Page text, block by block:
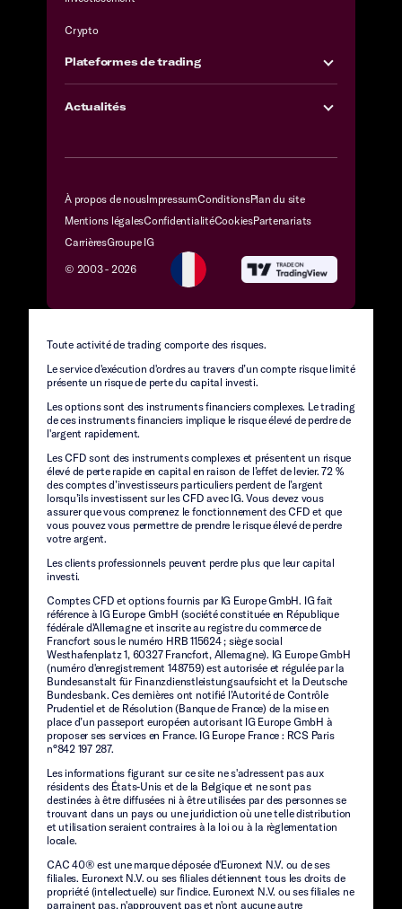
Crypto
Plateformes de trading
Actualités
À propos de nousImpressumConditionsPlan du site
Mentions légalesConfidentialitéCookiesPartenariats
CarrièresGroupe IG
© 2003 - 2026
Toute activité de trading comporte des risques.
Le service d'exécution d'ordres au travers d’un compte risque limité
présente un risque de perte du capital investi.
Les options sont des instruments financiers complexes. Le trading
de ces instruments financiers implique le risque élevé de perdre de
l'argent rapidement.
Les CFD sont des instruments complexes et présentent un risque
élevé de perte rapide en capital en raison de l’effet de levier. 72 %
des comptes d’investisseurs particuliers perdent de l’argent
lorsqu’ils investissent sur les CFD avec IG. Vous devez vous
assurer que vous comprenez le fonctionnement des CFD et que
vous pouvez vous permettre de prendre le risque élevé de perdre
votre argent.
Les clients professionnels peuvent perdre plus que leur capital
investi.
Comptes CFD et options fournis par IG Europe GmbH. IG fait
référence à IG Europe GmbH (société constituée en République
fédérale d'Allemagne et inscrite au registre du commerce de
Francfort sous le numéro HRB 115624 ; siège social
Westhafenplatz 1, 60327 Francfort, Allemagne). IG Europe GmbH
(numéro d'enregistrement 148759) est autorisée et régulée par la
Bundesanstalt für Finanzdienstleistungsaufsicht et la Deutsche
Bundesbank. Ces dernières ont notifié l’Autorité de Contrôle
Prudentiel et de Résolution (Banque de France) de la mise en
place d’un passeport européen autorisant IG Europe GmbH à
proposer ses services en France. IG Europe France : RCS Paris
n°842 197 287.
Les informations figurant sur ce site ne s'adressent pas aux
résidents des États-Unis et de la Belgique et ne sont pas
destinées à être diffusées ni à être utilisées par des personnes se
trouvant dans un pays ou une juridiction où une telle distribution
et utilisation seraient contraires à la loi ou à la règlementation
locale.
CAC 40® est une marque déposée d'Euronext N.V. ou de ses
filiales. Euronext N.V. ou ses filiales détiennent tous les droits de
propriété (intellectuelle) sur l'indice. Euronext N.V. ou ses filiales ne
parrainent pas, n'approuvent pas et n'ont aucune autre